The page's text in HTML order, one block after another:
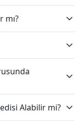
mı?
Alabilir mi?